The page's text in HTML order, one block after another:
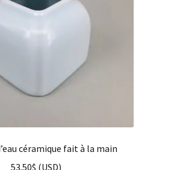
céramique fait à la main
53.50$ (USD)